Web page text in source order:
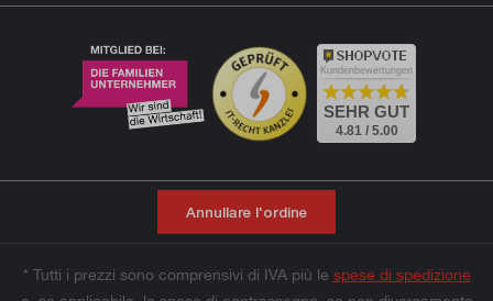
Kundenbewertungen
SEHR GUT
4.81 / 5.00
Annullare l'ordine
* Tutti i prezzi sono comprensivi di IVA più le spese di spedizione